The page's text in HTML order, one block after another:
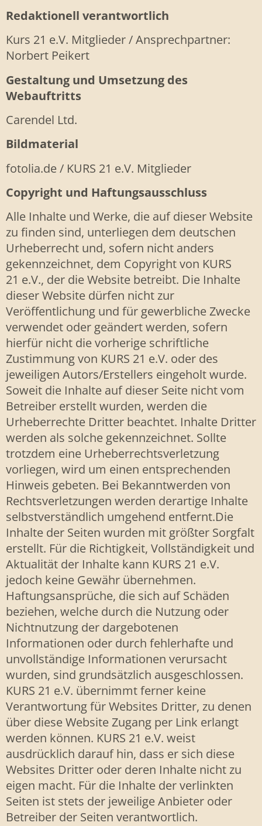
Redaktionell verantwortlich
Kurs 21 e.V. Mitglieder / Ansprechpartner:
Norbert Peikert
Gestaltung und Umsetzung des
Webauftritts
Carendel Ltd.
Bildmaterial
fotolia.de / KURS 21 e.V. Mitglieder
Copyright und Haftungsausschluss
Alle Inhalte und Werke, die auf dieser Website
zu finden sind, unterliegen dem deutschen
Urheberrecht und, sofern nicht anders
gekennzeichnet, dem Copyright von KURS
21 e.V., der die Website betreibt. Die Inhalte
dieser Website dürfen nicht zur
Veröffentlichung und für gewerbliche Zwecke
verwendet oder geändert werden, sofern
hierfür nicht die vorherige schriftliche
Zustimmung von KURS 21 e.V. oder des
jeweiligen Autors/Erstellers eingeholt wurde.
Soweit die Inhalte auf dieser Seite nicht vom
Betreiber erstellt wurden, werden die
Urheberrechte Dritter beachtet. Inhalte Dritter
werden als solche gekennzeichnet. Sollte
trotzdem eine Urheberrechtsverletzung
vorliegen, wird um einen entsprechenden
Hinweis gebeten. Bei Bekanntwerden von
Rechtsverletzungen werden derartige Inhalte
selbstverständlich umgehend entfernt.Die
Inhalte der Seiten wurden mit größter Sorgfalt
erstellt. Für die Richtigkeit, Vollständigkeit und
Aktualität der Inhalte kann KURS 21 e.V.
jedoch keine Gewähr übernehmen.
Haftungsansprüche, die sich auf Schäden
beziehen, welche durch die Nutzung oder
Nichtnutzung der dargebotenen
Informationen oder durch fehlerhafte und
unvollständige Informationen verursacht
wurden, sind grundsätzlich ausgeschlossen.
KURS 21 e.V. übernimmt ferner keine
Verantwortung für Websites Dritter, zu denen
über diese Website Zugang per Link erlangt
werden können. KURS 21 e.V. weist
ausdrücklich darauf hin, dass er sich diese
Websites Dritter oder deren Inhalte nicht zu
eigen macht. Für die Inhalte der verlinkten
Seiten ist stets der jeweilige Anbieter oder
Betreiber der Seiten verantwortlich.